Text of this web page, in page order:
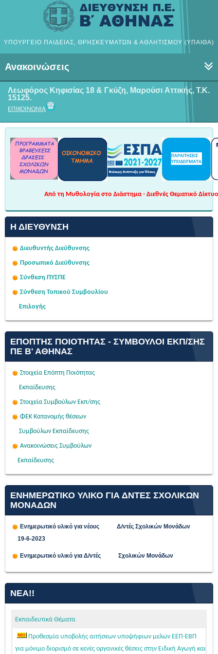
ΥΠΟΥΡΓΕΙΟ ΠΑΙΔΕΙΑΣ, ΘΡΗΣΚΕΥΜΑΤΩΝ & ΑΘΛΗΤΙΣΜΟΥ (ΥΠΑΙΘΑ)
Ανακοινώσεις
Λεωφόρος Κηφισίας 18 & Γκύζη, Μαρούσι Αττικής, Τ.Κ.
15125.
ΕΠΙΚΟΙΝΩΝΙΑ
Από τη Μυθολογία στο Διάστημα - Διεθνές Θεματικό
Η ΔΙΕΎΘΥΝΣΗ
Διευθυντής Διεύθυνσης
Προσωπικό Διεύθυνσης
Σύνθεση ΠΥΣΠΕ
Σύνθεση Τοπικού Συμβουλίου
Επιλογής
ΕΠΌΠΤΗΣ ΠΟΙΌΤΗΤΑΣ - ΣΎΜΒΟΥΛΟΙ ΕΚΠ/ΣΗΣ
ΠΕ Β' ΑΘΉΝΑΣ
Στοιχεία Επόπτη Ποιότητας
Εκπαίδευσης
Στοιχεία Συμβούλων Εκπ/σης
ΦΕΚ Κατανομής θέσεων
Συμβούλων Εκπαίδευσης
Ανακοινώσεις Συμβούλων
Εκπαίδευσης
ΕΝΗΜΕΡΩΤΙΚΟ ΥΛΙΚΟ ΓΙΑ ΔΝΤΕΣ ΣΧΟΛΙΚΩΝ
ΜΟΝΑΔΩΝ
Ενημερωτικό υλικό για νέους Δ/ντές Σχολικών Μονάδων
19-6-2023
Ενημερωτικό υλικό για Δ/ντές Σχολικών Μονάδων
ΝΈΑ!!
Εκπαιδευτικά Θέματα
Προθεσμία υποβολής αιτήσεων υποψήφιων μελών ΕΕΠ-ΕΒΠ
για μόνιμο διορισμό σε κενές οργανικές θέσεις στην Ειδική Αγωγή και